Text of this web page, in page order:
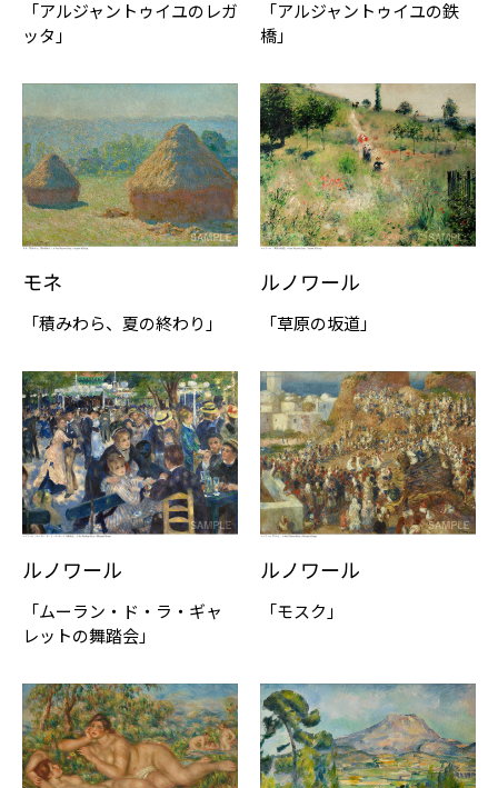
「アルジャントゥイユのレガ
ッタ」
「アルジャントゥイユの鉄
橋」
モネ
「積みわら、夏の終わり」
ルノワール
「草原の坂道」
ルノワール
「ムーラン・ド・ラ・ギャ
レットの舞踏会」
ルノワール
「モスク」